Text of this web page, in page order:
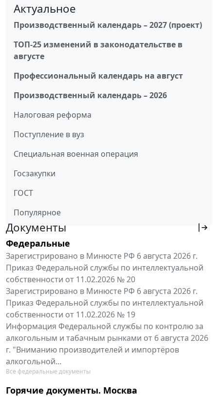
Актуальное
Производственный календарь – 2027 (проект)
ТОП-25 изменений в законодательстве в
августе
Профессиональный календарь на август
Производственный календарь – 2026
Налоговая реформа
Поступление в вуз
Специальная военная операция
Госзакупки
ГОСТ
Популярное
Документы
Федеральные
Зарегистрировано в Минюсте РФ 6 августа 2026 г.
Приказ Федеральной службы по интеллектуальной
собственности от 11.02.2026 № 20
Зарегистрировано в Минюсте РФ 6 августа 2026 г.
Приказ Федеральной службы по интеллектуальной
собственности от 11.02.2026 № 19
Информация Федеральной службы по контролю за
алкогольным и табачным рынками от 6 августа 2026
г. "Вниманию производителей и импортёров
алкогольной...
Все федеральные документы
Горячие документы. Москва